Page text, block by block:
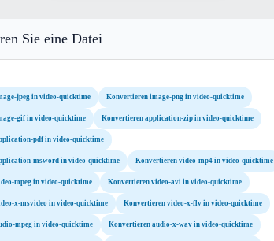
Sie eine Datei
jpeg in video-quicktime Konvertieren image-png in video-quicktime
gif in video-quicktime Konvertieren application-zip in video-quicktime
pdf in video-quicktime
msword in video-quicktime Konvertieren video-mp4 in video-quicktime
mpeg in video-quicktime Konvertieren video-avi in video-quicktime
x-msvideo in video-quicktime Konvertieren video-x-flv in video-quicktime
mpeg in video-quicktime Konvertieren audio-x-wav in video-quicktime